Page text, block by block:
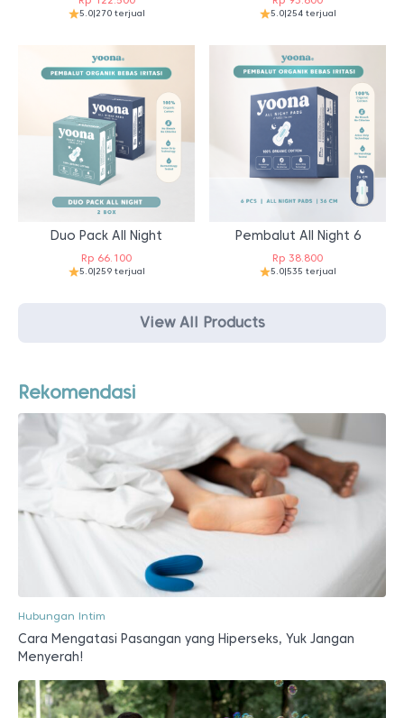
5.0|270 terjual 5.0|254 terjual
Duo Pack All Night
Rp 66.100
5.0|259 terjual
Pembalut All Night 6
Rp 38.800
5.0|535 terjual
View All Products
Rekomendasi
Hubungan Intim
Cara Mengatasi Pasangan yang Hiperseks, Yuk Jangan
Menyerah!